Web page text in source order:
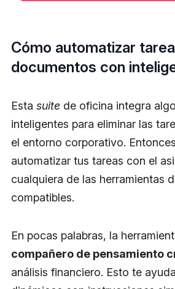
Cómo automatizar
documentos con
Esta suite de oficina integra
inteligentes para eliminar las
el entorno corporativo.
automatizar tus tareas con el
cualquiera de las herramientas
compatibles.
En pocas palabras, la
compañero de pensamiento
análisis financiero. Esto te